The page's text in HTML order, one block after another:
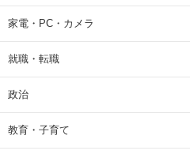
家電・PC・カメラ
就職・転職
政治
教育・子育て